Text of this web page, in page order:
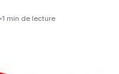
1 min de lecture